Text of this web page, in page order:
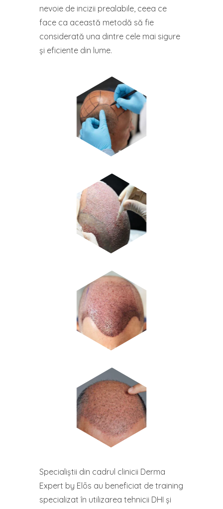
nevoie de incizii prealabile, ceea ce
face ca această metodă să fie
considerată una dintre cele mai sigure
și eficiente din lume.
Specialiștii din cadrul clinicii Derma
Expert by Elōs au beneficiat de training
specializat în utilizarea tehnicii DHI și